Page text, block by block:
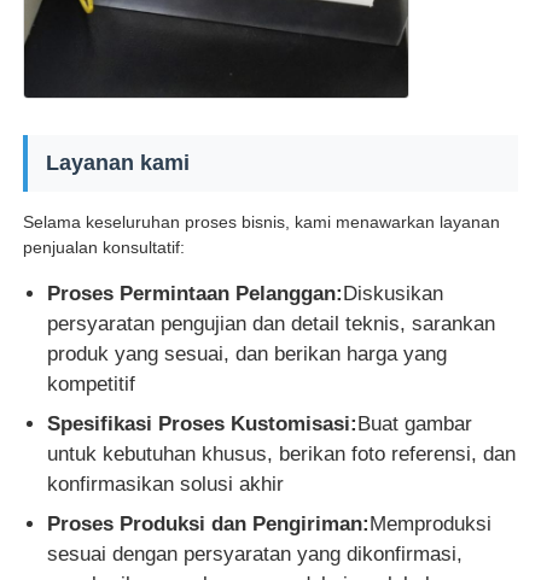
Layanan kami
Selama keseluruhan proses bisnis, kami menawarkan layanan
penjualan konsultatif:
Proses Permintaan Pelanggan:Diskusikan
persyaratan pengujian dan detail teknis, sarankan
produk yang sesuai, dan berikan harga yang
kompetitif
Spesifikasi Proses Kustomisasi:Buat gambar
untuk kebutuhan khusus, berikan foto referensi, dan
konfirmasikan solusi akhir
Proses Produksi dan Pengiriman:Memproduksi
sesuai dengan persyaratan yang dikonfirmasi,